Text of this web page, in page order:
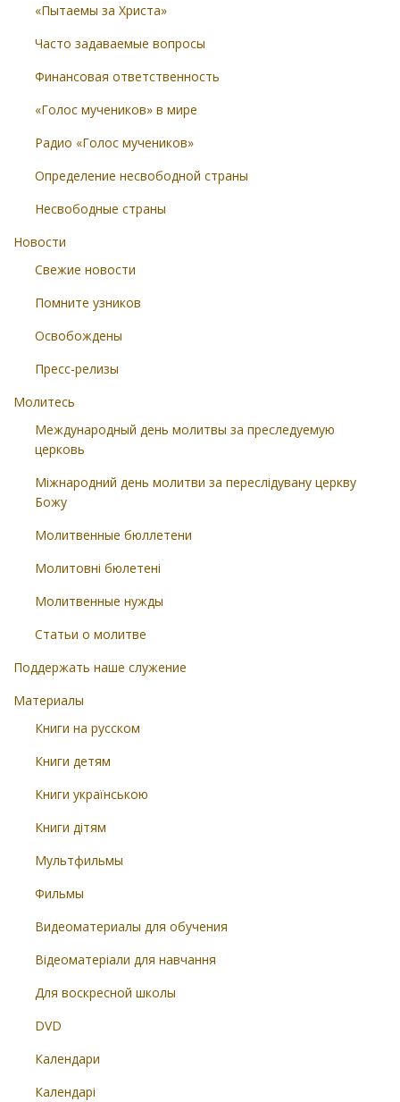
«Пытаемы за Христа»
Часто задаваемые вопросы
Финансовая ответственность
«Голос мучеников» в мире
Радио «Голос мучеников»
Определение несвободной страны
Несвободные страны
Новости
Свежие новости
Помните узников
Освобождены
Пресс-релизы
Молитесь
Международный день молитвы за преследуемую
церковь
Міжнародний день молитви за переслідувану церкву
Божу
Молитвенные бюллетени
Молитовні бюлетені
Молитвенные нужды
Статьи о молитве
Поддержать наше служение
Материалы
Книги на русском
Книги детям
Книги українською
Книги дітям
Мультфильмы
Фильмы
Видеоматериалы для обучения
Відеоматеріали для навчання
Для воскресной школы
DVD
Календари
Календарі